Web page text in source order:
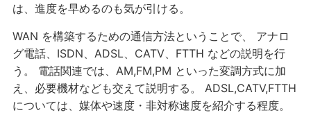
は、進度を早めるのも気が引ける。
WAN を構築するための通信方法ということで、 アナロ
グ電話、ISDN、ADSL、CATV、FTTH などの説明を行
う。 電話関連では、AM,FM,PM といった変調方式に加
え、必要機材なども交えて説明する。 ADSL,CATV,FTTH
については、媒体や速度・非対称速度を紹介する程度。